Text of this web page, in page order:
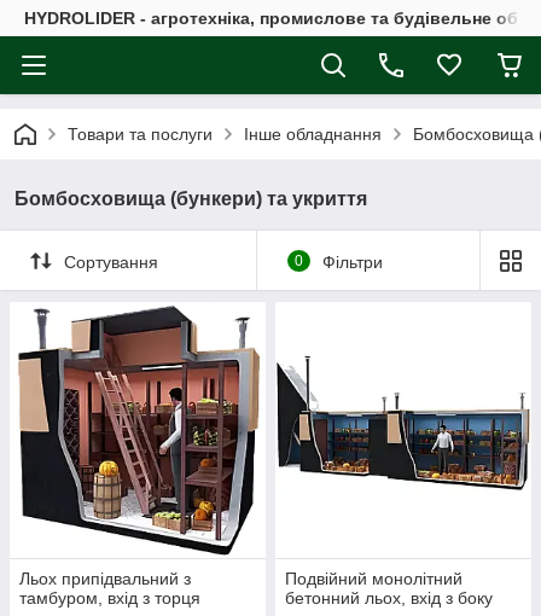
HYDROLIDER - агротехніка, промислове та будівельне
Товари та послуги Інше обладнання Бомбосховища
Бомбосховища (бункери) та укриття
Сортування 0 Фільтри
Льох припідвальний з
тамбуром, вхід з торця
Подвійний монолітний
бетонний льох, вхід з боку